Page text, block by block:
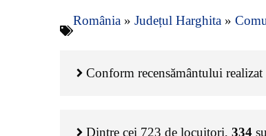
România » Județul Harghita »
Conform recensământului
Dintre cei 723 de locuitori, 334